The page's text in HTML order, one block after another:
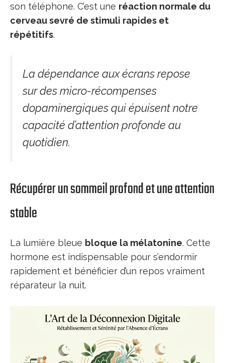
son téléphone. C’est une réaction normale du
cerveau sevré de stimuli rapides et
répétitifs.
La dépendance aux écrans repose
sur des micro-récompenses
dopaminergiques qui épuisent notre
capacité d’attention profonde au
quotidien.
Récupérer un sommeil profond et une attention
stable
La lumière bleue bloque la mélatonine. Cette
hormone est indispensable pour s’endormir
rapidement et bénéficier d’un repos vraiment
réparateur la nuit.